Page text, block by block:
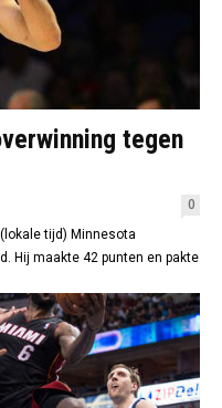
tegen
0
tijd) Minnesota
Hij maakte 42 punten en pakte